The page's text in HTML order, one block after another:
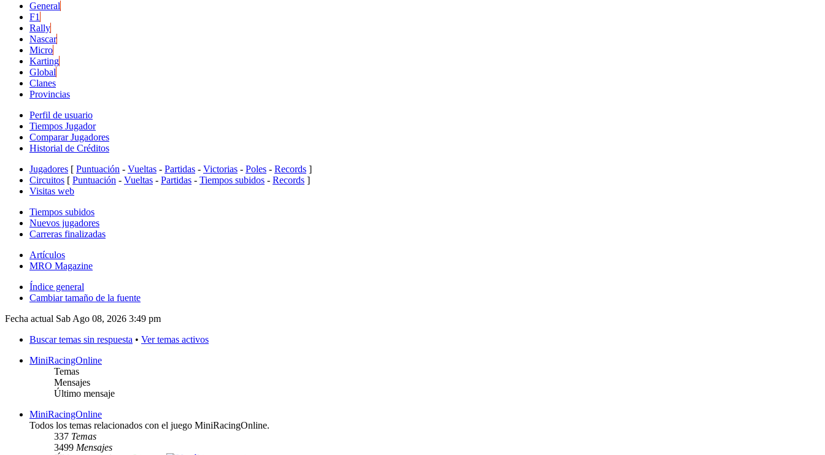
General
F1
Rally
Nascar
Micro
Karting
Global
Clanes
Provincias
Perfil de usuario
Tiempos Jugador
Comparar Jugadores
Historial de Créditos
Jugadores [ Puntuación - Vueltas - Partidas - Victorias - Poles - Records ]
Circuitos [ Puntuación - Vueltas - Partidas - Tiempos subidos - Records ]
Visitas web
Tiempos subidos
Nuevos jugadores
Carreras finalizadas
Artículos
MRO Magazine
Índice general
Cambiar tamaño de la fuente
Fecha actual Sab Ago 08, 2026 3:49 pm
Buscar temas sin respuesta • Ver temas activos
MiniRacingOnline
Temas
Mensajes
Último mensaje
MiniRacingOnline
Todos los temas relacionados con el juego MiniRacingOnline.
337 Temas
3499 Mensajes